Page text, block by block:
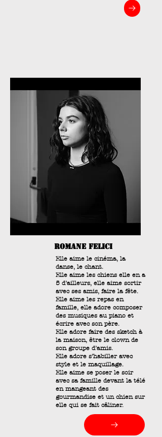
romane felici
Elle aime le cinéma, la
danse, le chant.
Elle aime les chiens elle en a
5 d’ailleurs, elle aime sortir
avec ses amis, faire la fête.
Elle aime les repas en
famille, elle adore composer
des musiques au piano et
écrire avec son père.
Elle adore faire des sketch à
la maison, être le clown de
son groupe d’amis.
Elle adore s’habiller avec
style et le maquillage.
Elle aime se poser le soir
avec sa famille devant la télé
en mangeant des
gourmandise et un chien sur
elle qui se fait câliner.